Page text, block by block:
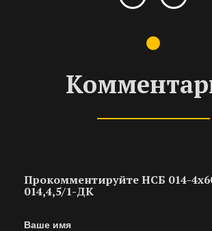
Прокомментируйте НСБ 014-
014,4,5/1-ДК
Ваше имя